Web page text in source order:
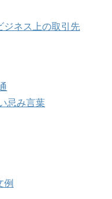
ジネス上の取引先
忌み言葉
例